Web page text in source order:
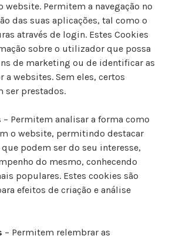
website. Permitem a navegação no
das suas aplicações, tal como o
através de login. Estes Cookies
sobre o utilizador que possa
de marketing ou de identificar as
websites. Sem eles, certos
ser prestados.
– Permitem analisar a forma como
o website, permitindo destacar
podem ser do seu interesse,
do mesmo, conhecendo
populares. Estes cookies são
efeitos de criação e análise
– Permitem relembrar as